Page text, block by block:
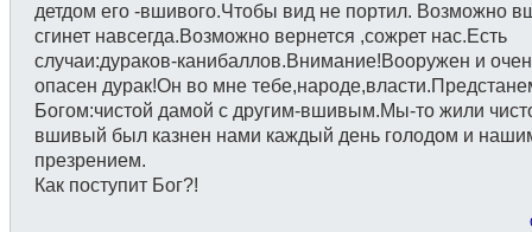
детдом его -вшивого.Чтобы вид не портил. Возможно
сгинет навсегда.Возможно вернется ,сожрет нас.Есть
случаи:дураков-канибаллов.Внимание!Вооружен и
опасен дурак!Он во мне
Богом:чистой дамой с другим-вшивым.Мы-то жили
вшивый был казнен нами каждый день голодом и
презрением.
Как поступит Бог?!